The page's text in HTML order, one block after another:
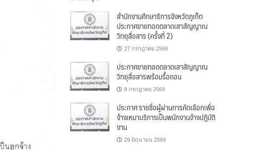
สำนักงานศึกษาธิการจังหวัดภูเก็ต
ประกาศขายทอดตลาดเสาสัญญาณ
วิทยุสื่อสาร (ครั้งที่ 2)
27 กรกฎาคม 2569
ประกาศขายทอดตลาดเสาสัญญาณ
วิทยุสื่อสารพร้อมรื้อถอน
8 กรกฎาคม 2569
ประกาศ รายชื่อผู้ผ่านการคัดเลือกเพื่อ
จ้างเหมาบริการเป็นพนักงานจ้างปฏิบัติ
งาน
29 มิถุนายน 2569